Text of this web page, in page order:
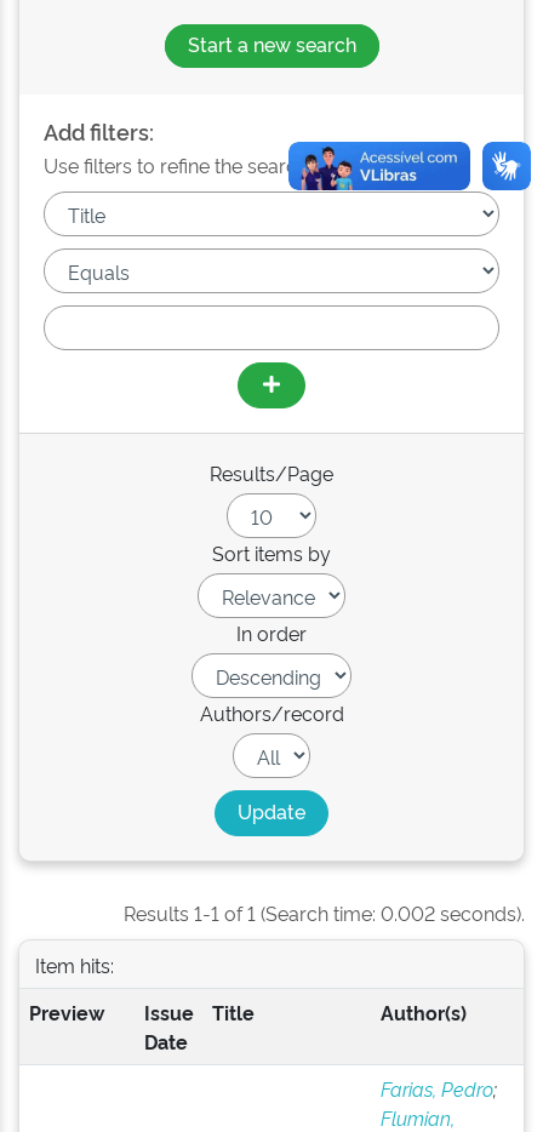
Start a new search
Add filters:
Use filters to refine the search results.
Results/Page
Sort items by
In order
Authors/record
Results 1-1 of 1 (Search time: 0.002 seconds).
Item hits:
Preview
Issue
Date
Title Author(s)
Farias, Pedro;
Flumian,